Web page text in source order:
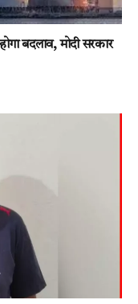
बदलाव, मोदी सरकार